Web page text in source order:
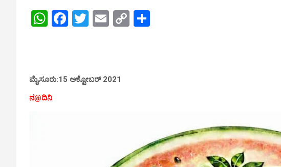
W
A
p
F
o
T
E
C
ಮೈಸೂರು:15 ಅಕ್ಟೋಬರ್ 2021
ನ@ದಿನಿ